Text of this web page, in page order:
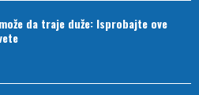
da traje duže: Isprobajte ove